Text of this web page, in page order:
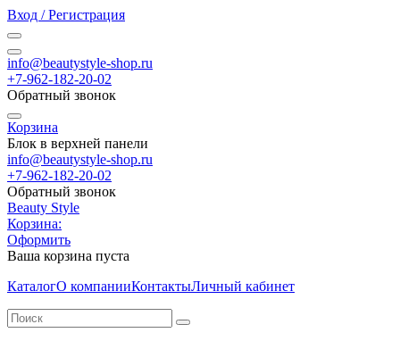
Вход / Регистрация
info@beautystyle-shop.ru
+7-962-182-20-02
Обратный звонок
Корзина
Блок в верхней панели
info@beautystyle-shop.ru
+7-962-182-20-02
Обратный звонок
Beauty Style
Корзина:
Оформить
Ваша корзина пуста
КаталогО компанииКонтактыЛичный кабинет